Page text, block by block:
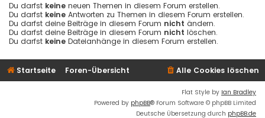
Du darfst keine neuen Themen in diesem Forum erstellen.
Du darfst keine Antworten zu Themen in diesem Forum erstellen.
Du darfst deine Beiträge in diesem Forum nicht ändern.
Du darfst deine Beiträge in diesem Forum nicht löschen.
Du darfst keine Dateianhänge in diesem Forum erstellen.
Startseite Foren-Übersicht Alle Cookies löschen
Flat Style by Ian Bradley
Powered by phpBB® Forum Software © phpBB Limited
Deutsche Übersetzung durch phpBB.de